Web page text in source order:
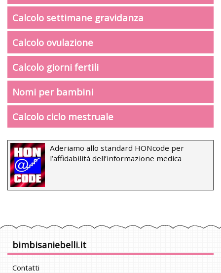
Calcolo settimane gravidanza
Calcolo ovulazione
Calcolo giorni fertili
Nomi per bambini
Calcolo ciclo mestruale
Aderiamo allo standard HONcode per
l’affidabilità dell’informazione medica
bimbisaniebelli.it
Contatti